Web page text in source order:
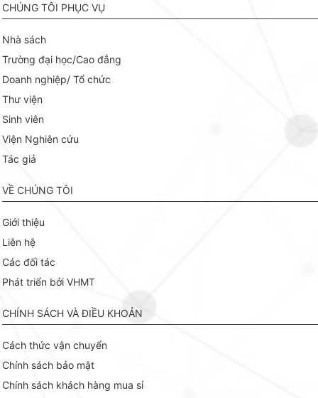
CHÚNG TÔI PHỤC VỤ
Nhà sách
Trường đại học/Cao đẳng
Doanh nghiệp/ Tổ chức
Thư viện
Sinh viên
Viện Nghiên cứu
Tác giả
VỀ CHÚNG TÔI
Giới thiệu
Liên hệ
Các đối tác
Phát triển bởi VHMT
CHÍNH SÁCH VÀ ĐIỀU KHOẢN
Cách thức vận chuyển
Chính sách bảo mật
Chính sách khách hàng mua sỉ